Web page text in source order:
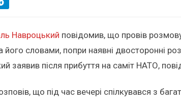
Навроцький повідомив, що провів
його словами, попри наявні двосторонні
заявив після прибуття на саміт НАТО,
що під час вечері спілкувався з